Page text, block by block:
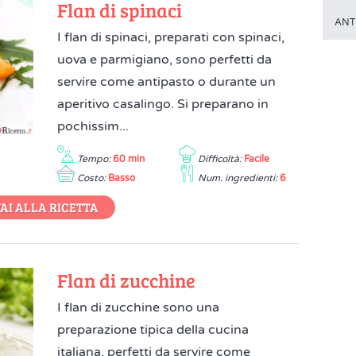
Flan di spinaci
I flan di spinaci, preparati con spinaci,
uova e parmigiano, sono perfetti da
servire come antipasto o durante un
aperitivo casalingo. Si preparano in
pochissim...
Tempo: 60 min Difficoltà: Facile
Costo: Basso Num. ingredienti: 6
ALLA RICETTA
Flan di zucchine
I flan di zucchine sono una
preparazione tipica della cucina
italiana, perfetti da servire come